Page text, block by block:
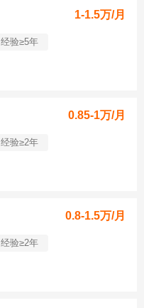
1-1.5万/月
经验≥5年
0.85-1万/月
经验≥2年
0.8-1.5万/月
经验≥2年